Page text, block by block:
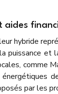
aides
hybride
puissance et
comme
par les